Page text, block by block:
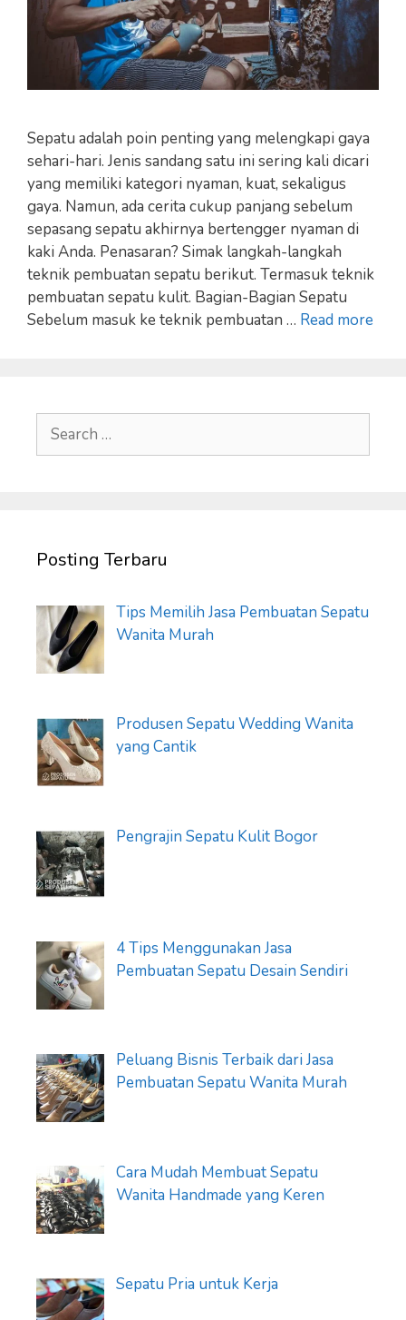
Sepatu adalah poin penting yang melengkapi gaya
sehari-hari. Jenis sandang satu ini sering kali dicari
yang memiliki kategori nyaman, kuat, sekaligus
gaya. Namun, ada cerita cukup panjang sebelum
sepasang sepatu akhirnya bertengger nyaman di
kaki Anda. Penasaran? Simak langkah-langkah
teknik pembuatan sepatu berikut. Termasuk teknik
pembuatan sepatu kulit. Bagian-Bagian Sepatu
Sebelum masuk ke teknik pembuatan … Read more
Search
for:
Posting Terbaru
Tips Memilih Jasa Pembuatan Sepatu
Wanita Murah
Produsen Sepatu Wedding Wanita
yang Cantik
Pengrajin Sepatu Kulit Bogor
4 Tips Menggunakan Jasa
Pembuatan Sepatu Desain Sendiri
Peluang Bisnis Terbaik dari Jasa
Pembuatan Sepatu Wanita Murah
Cara Mudah Membuat Sepatu
Wanita Handmade yang Keren
Sepatu Pria untuk Kerja